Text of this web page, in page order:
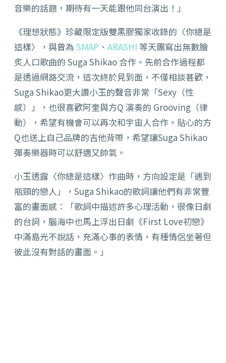
音樂的話題，期待有一天能跟他同台演出！」
《理想狀態》珍藏限定版雙黑膠獨家收錄的〈你總是
這樣〉，與曾為 SMAP 、 ARASHI 等天團寫出無數膾
炙人口歌曲的 Suga Shikao 合作。先前合作過程都
是透過網路交流，這次終於見到面，不僅相談甚歡，
Suga Shikao更大讚小玉的聲音非常「Sexy（性
感）」，也很喜歡阿奎與方Q 演奏的 Grooving（律
動），希望有機會可以再次和宇宙人合作。貼心的方
Q也送上自己品牌的吉他背帶，希望讓Suga Shikao
彈奏樂器時可以舒適又帥氣。
小玉透露〈你總是這樣〉作曲時，方向設定是「遇到
瓶頸的戀人」，Suga Shikao的歌詞讓他們有非常豐
富的畫面感：「歌詞中描述許多心理活動，很像日劇
的台詞，腦海中也馬上浮出日劇《First Love初戀》
中滿島光不說話，充滿心事的表情，有種情侶坐著但
彼此沒有對話的畫面。」